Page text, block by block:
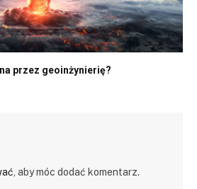
przez geoinżynierię?
, aby móc dodać komentarz.